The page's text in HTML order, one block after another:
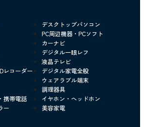
デスクトップパソコン
PC周辺機器・PCソフト
カーナビ
デジタル一眼レフ
液晶テレビ
レコーダー
デジタル家電全般
ウェアラブル端末
調理器具
携帯電話
イヤホン・ヘッドホン
ー
美容家電